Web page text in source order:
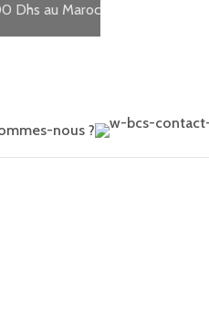
nous ?
Dhs au Maroc